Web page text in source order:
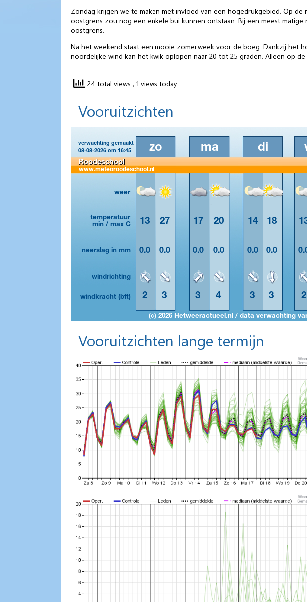
Zondag krijgen we te maken met invloed van een hogedrukgebied. Op
oostgrens zou nog een enkele bui kunnen ontstaan. Bij een meest
oostgrens.
Na het weekend staat een mooie zomerweek voor de boeg. Dankzij het
noordelijke wind kan het kwik oplopen naar 20 tot 25 graden. Alleen op de
24 total views , 1 views today
Vooruitzichten
Vooruitzichten lange termijn